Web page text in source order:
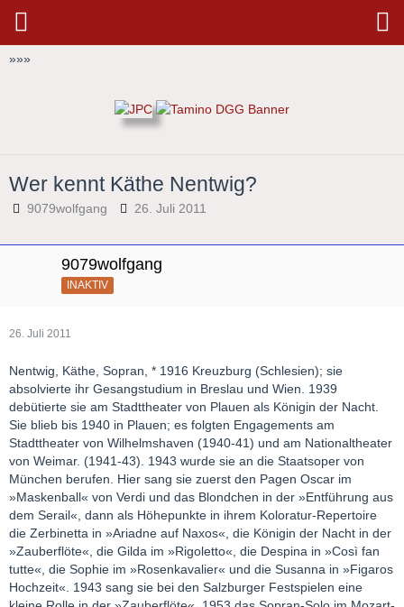
»»»
Wer kennt Käthe Nentwig?
9079wolfgang 26. Juli 2011
9079wolfgang
INAKTIV
26. Juli 2011
Nentwig, Käthe, Sopran, * 1916 Kreuzburg (Schlesien); sie
absolvierte ihr Gesangstudium in Breslau und Wien. 1939
debütierte sie am Stadttheater von Plauen als Königin der Nacht.
Sie blieb bis 1940 in Plauen; es folgten Engagements am
Stadttheater von Wilhelmshaven (1940-41) und am Nationaltheater
von Weimar. (1941-43). 1943 wurde sie an die Staatsoper von
München berufen. Hier sang sie zuerst den Pagen Oscar im
»Maskenball« von Verdi und das Blondchen in der »Entführung aus
dem Serail«, dann als Höhepunkte in ihrem Koloratur-Repertoire
die Zerbinetta in »Ariadne auf Naxos«, die Königin der Nacht in der
»Zauberflöte«, die Gilda im »Rigoletto«, die Despina in »Così fan
tutte«, die Sophie im »Rosenkavalier« und die Susanna in »Figaros
Hochzeit«. 1943 sang sie bei den Salzburger Festspielen eine